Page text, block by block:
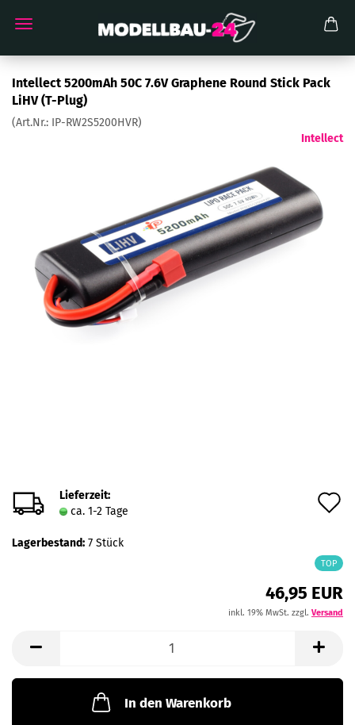
Intellect 5200mAh 50C 7.6V Graphene Round Stick Pack
LiHV (T-Plug)
(Art.Nr.: IP-RW2S5200HVR)
Intellect
Lieferzeit:
ca. 1-2 Tage
Lagerbestand: 7 Stück
TOP
46,95 EUR
inkl. 19% MwSt. zzgl. Versand
In den Warenkorb